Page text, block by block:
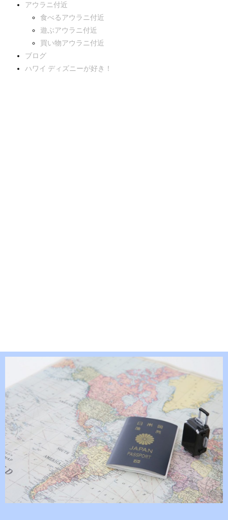
アウラニ付近
食べるアウラニ付近
遊ぶアウラニ付近
買い物アウラニ付近
ブログ
ハワイ ディズニーが好き！